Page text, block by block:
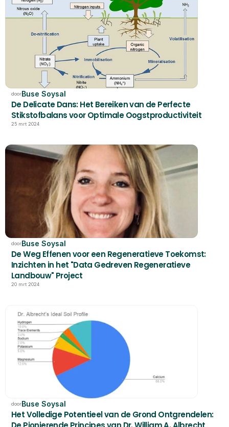
doorBuse Soysal
De Delicate Dans: Het Bereiken van de Perfecte
Stikstofbalans voor Optimale Oogstproductiviteit
25 mrt 2024
doorBuse Soysal
De Weg Effenen voor een Regeneratieve Toekomst:
Inzichten in het "Data Gedreven Regeneratieve
Landbouw" Project
20 mrt 2024
doorBuse Soysal
Het Volledige Potentieel van de Grond Ontgrendelen: